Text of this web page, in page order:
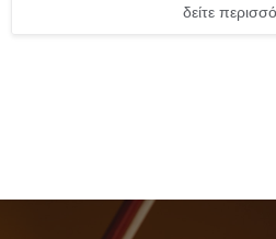
δείτε